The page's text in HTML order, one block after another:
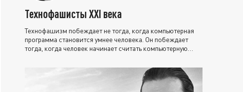
Технофашисты XXI века
Технофашизм побеждает не тогда, когда компьютерная
программа становится умнее человека. Он побеждает
тогда, когда человек начинает считать компьютерную